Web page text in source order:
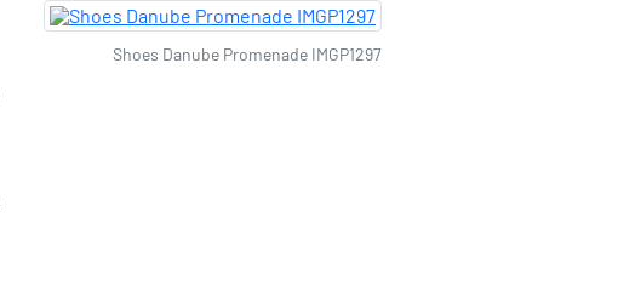
Shoes Danube Promenade IMGP1297